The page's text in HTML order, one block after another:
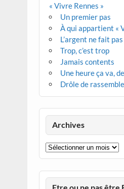
« Vivre Rennes »
Un premier pas
À qui appartient «
L’argent ne fait
Trop, c’est trop
Jamais contents
Une heure ça va,
Drôle de
Archives
Archives
Etre ou ne pas être